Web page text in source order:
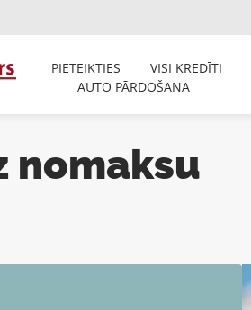
PIETEIKTIES VISI KREDĪTI
AUTO PĀRDOŠANA
nomaksu